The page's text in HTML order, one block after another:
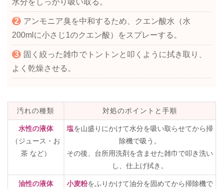
水分をしっかり吸い取る。
アンモニア臭を中和するため、クエン酸水（水
200mlに小さじ1のクエン酸）をスプレーする。
固く絞った雑巾でトントンと叩くように拭き取り、
よく乾燥させる。
汚れの種類 対処のポイントと手順
水性の液体
（ジュース・お
茶 など）
塩を山盛りにかけて水分を吸い取らせてから掃
除機で吸う。
その後、台所用洗剤を含ませた雑巾で叩き洗い
し、仕上げ拭き。
油性の液体
小麦粉をふりかけて油分を固めてから掃除機で